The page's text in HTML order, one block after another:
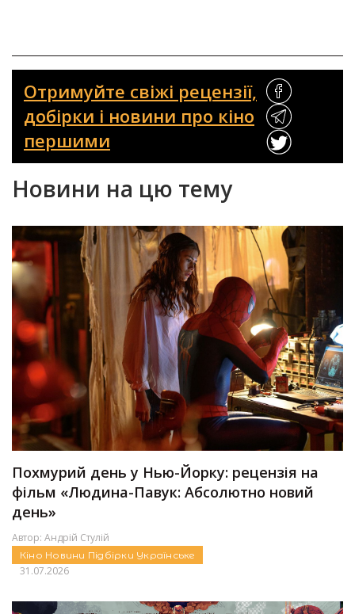
Отримуйте свіжі рецензії,
добірки і новини про кіно
першими
Новини на цю тему
Похмурий день у Нью-Йорку: рецензія на
фільм «Людина-Павук: Абсолютно новий
день»
Автор: Андрій Стулій
Кіно Новини Підбірки Українське
31.07.2026